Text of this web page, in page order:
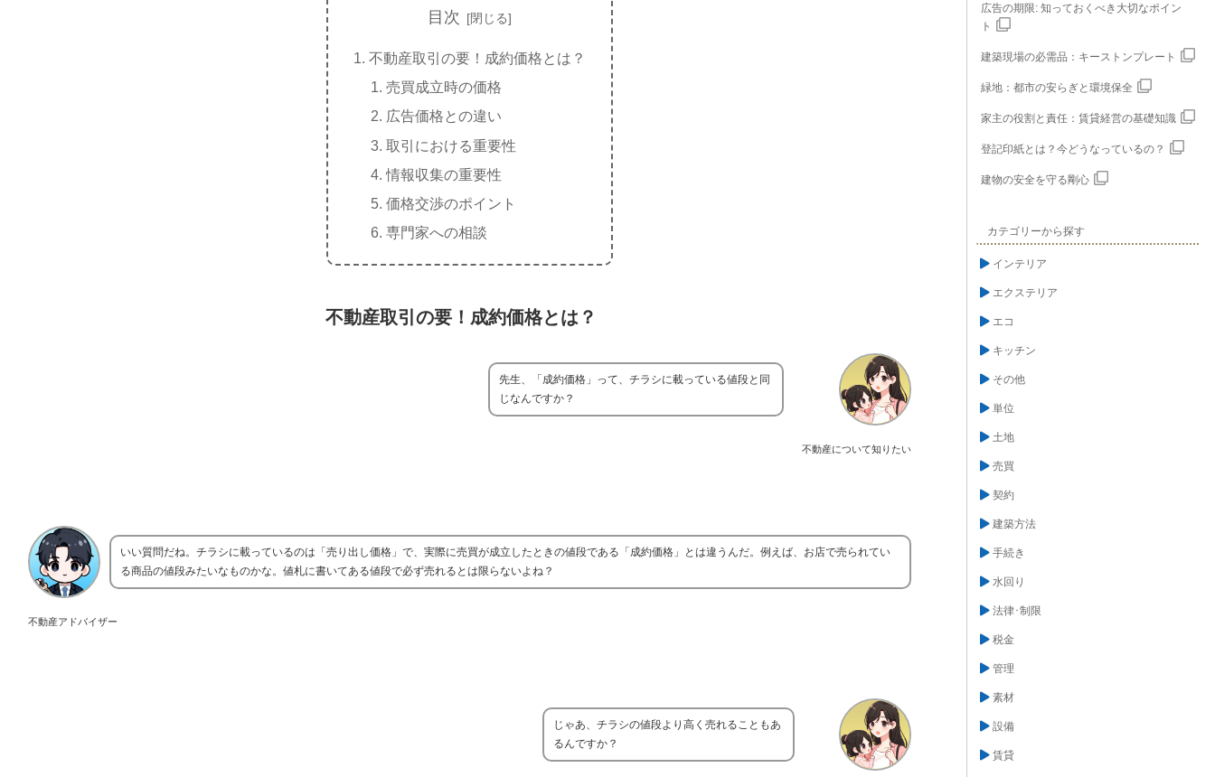
目次
不動産取引の要！成約価格とは？
売買成立時の価格
広告価格との違い
取引における重要性
情報収集の重要性
価格交渉のポイント
専門家への相談
不動産取引の要！成約価格とは？
不動産について知りたい
先生、「成約価格」って、チラシに載っている値段と同
じなんですか？
不動産アドバイザー
いい質問だね。チラシに載っているのは「売り出し価格」で、実際に売買が成立したときの値段である「成約価格」とは違うんだ。例えば、お店で売られてい
る商品の値段みたいなものかな。値札に書いてある値段で必ず売れるとは限らないよね？
じゃあ、チラシの値段より高く売れることもあ
るんですか？
広告の期限: 知っておくべき大切なポイン
ト
建築現場の必需品：キーストンプレート
緑地：都市の安らぎと環境保全
家主の役割と責任：賃貸経営の基礎知識
登記印紙とは？今どうなっているの？
建物の安全を守る剛心
カテゴリーから探す
インテリア
エクステリア
エコ
キッチン
その他
単位
土地
売買
契約
建築方法
手続き
水回り
法律･制限
税金
管理
素材
設備
賃貸